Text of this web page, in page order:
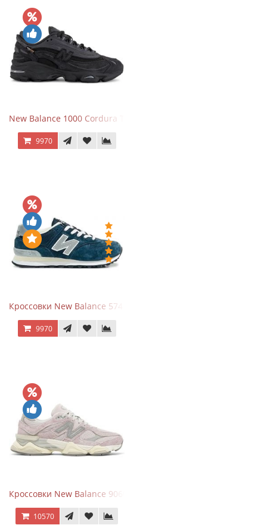
New Balance 1000 Cordura Trainers Black Cement
9970
Кроссовки New Balance 574 Navy Grey
9970
Кроссовки New Balance 9060 December Sky
10570